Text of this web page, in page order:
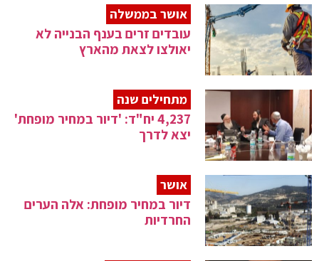
אושר בממשלה
עובדים זרים בענף הבנייה לא
יאולצו לצאת מהארץ
מתחילים שנה
4,237 יח"ד: 'דיור במחיר מופחת'
יצא לדרך
אושר
דיור במחיר מופחת: אלה הערים
החרדיות